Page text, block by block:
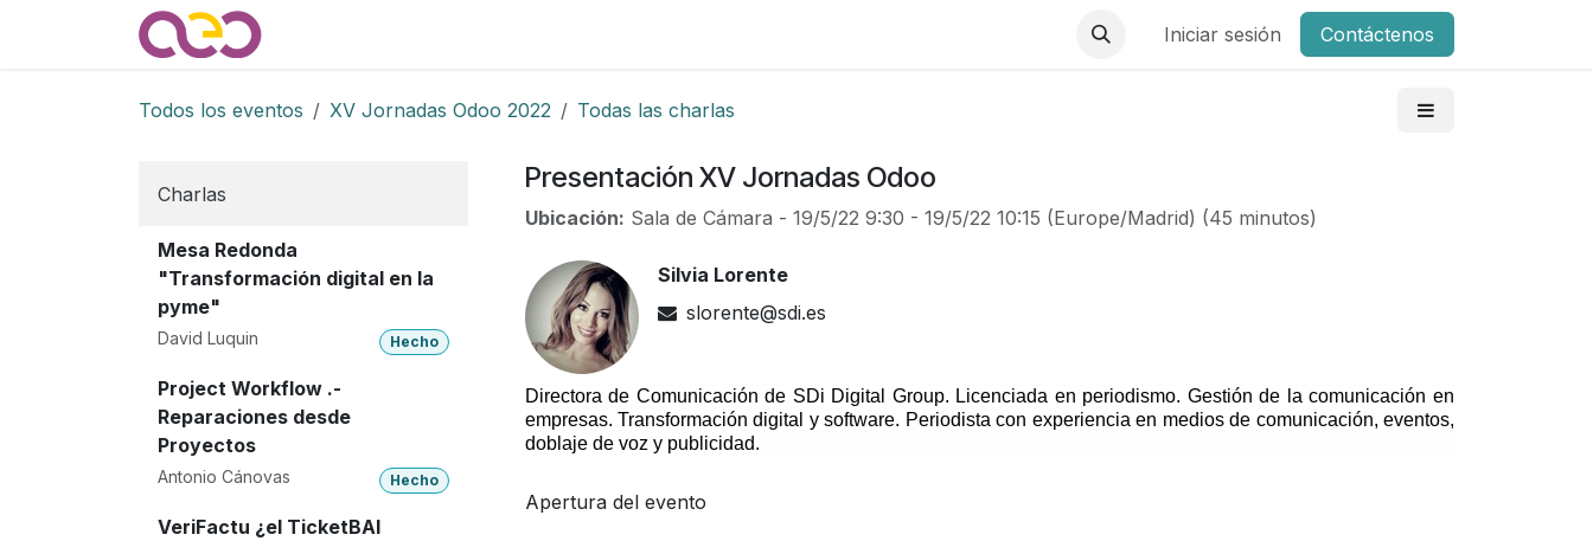
Iniciar sesión Contáctenos
Todos los eventos XV Jornadas Odoo 2022 Todas las charlas
Charlas
Mesa Redonda
"Transformación digital en la
pyme"
David Luquin Hecho
Project Workflow .-
Reparaciones desde
Proyectos
Antonio Cánovas Hecho
VeriFactu ¿el TicketBAI
Presentación XV Jornadas Odoo
Ubicación: Sala de Cámara - 19/5/22 9:30 - 19/5/22 10:15 (Europe/Madrid) (45 minutos)
Silvia Lorente
slorente@sdi.es
Directora de Comunicación de SDi Digital Group. Licenciada en periodismo. Gestión de la comunicación en
empresas. Transformación digital y software. Periodista con experiencia en medios de comunicación, eventos,
doblaje de voz y publicidad.
Apertura del evento